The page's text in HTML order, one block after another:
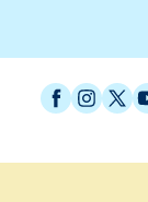
Facebook
X /